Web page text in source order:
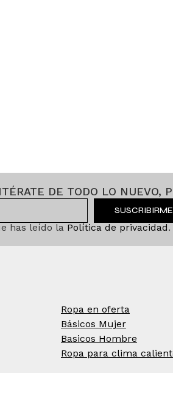
DE TODO LO NUEVO,
SUSCRIBIRME
has leído la Política de privacidad.
Ropa en oferta
Básicos Mujer
Basicos Hombre
Ropa para clima